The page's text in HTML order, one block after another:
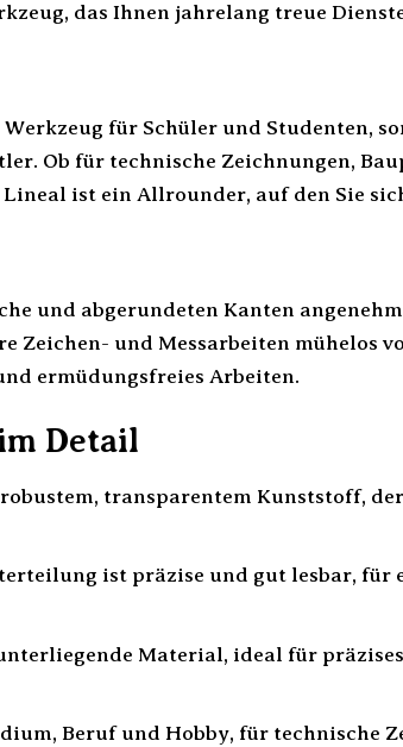
das Ihnen jahrelang treue
für Schüler und Studenten,
Ob für technische Zeichnungen,
ist ein Allrounder, auf den Sie
und abgerundeten Kanten
Zeichen- und Messarbeiten mühelos
ermüdungsfreies Arbeiten.
Detail
transparentem Kunststoff,
ist präzise und gut lesbar, für
Material, ideal für
Beruf und Hobby, für technische